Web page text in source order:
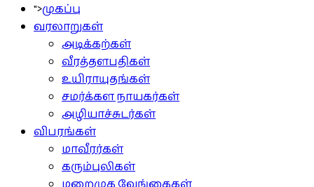
">முகப்பு
வரலாறுகள்
அடிக்கற்கள்
வீரத்தளபதிகள்
உயிராயுதங்கள்
சமர்க்கள நாயகர்கள்
அழியாச்சுடர்கள்
விபரங்கள்
மாவீரர்கள்
கரும்புலிகள்